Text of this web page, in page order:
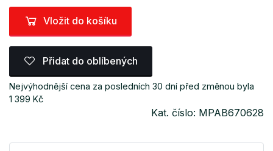
Vložit do košíku
Přidat do oblíbených
Nejvýhodnější cena za posledních 30 dní před změnou byla
1 399 Kč
Kat. číslo: MPAB670628